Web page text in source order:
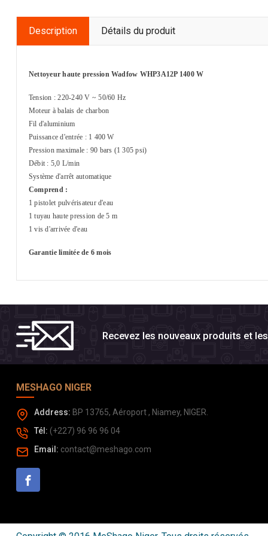
Description Détails du produit
Nettoyeur haute pression Wadfow WHP3A12P 1400 W
Tension : 220-240 V ~ 50/60 Hz
Moteur à balais de charbon
Fil d'aluminium
Puissance d'entrée : 1 400 W
Pression maximale : 90 bars (1 305 psi)
Débit : 5,0 L/min
Système d'arrêt automatique
Comprend :
1 pistolet pulvérisateur d'eau
1 tuyau haute pression de 5 m
1 vis d'arrivée d'eau
Garantie limitée de 6 mois
Recevez les nouveaux produits et
MESHAGO NIGER
Address: BP 13765, Aéroport , Niamey, NIGER.
Tél: (+227) 96 96 96 04
Email: contact@meshago.com